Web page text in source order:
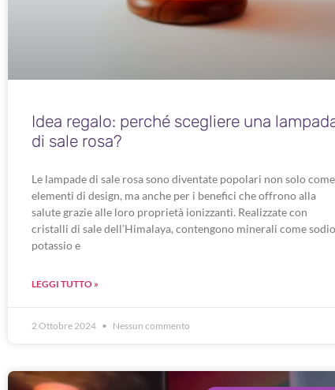
Idea regalo: perché scegliere una
di sale rosa?
Le lampade di sale rosa sono diventate popolari non solo come
elementi di design, ma anche per i benefici che offrono alla
salute grazie alle loro proprietà ionizzanti. Realizzate con
cristalli di sale dell’Himalaya, contengono minerali come
potassio e
LEGGI TUTTO »
2 Ottobre 2024 Nessun commento